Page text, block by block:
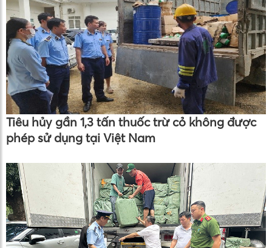
Tiêu hủy gần 1,3 tấn thuốc trừ cỏ không được
phép sử dụng tại Việt Nam